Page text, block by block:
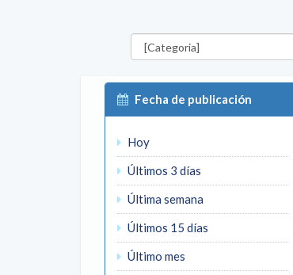
Categorías
Fecha de publicación
Hoy
Últimos 3 días
Última semana
Últimos 15 días
Último mes